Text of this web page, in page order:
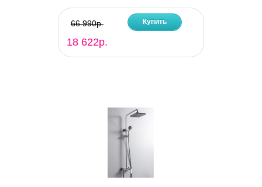
66 990р.
18 622р.
Купить